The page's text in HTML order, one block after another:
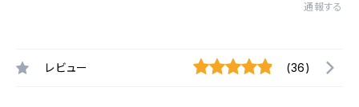
通報する
レビュー (36)